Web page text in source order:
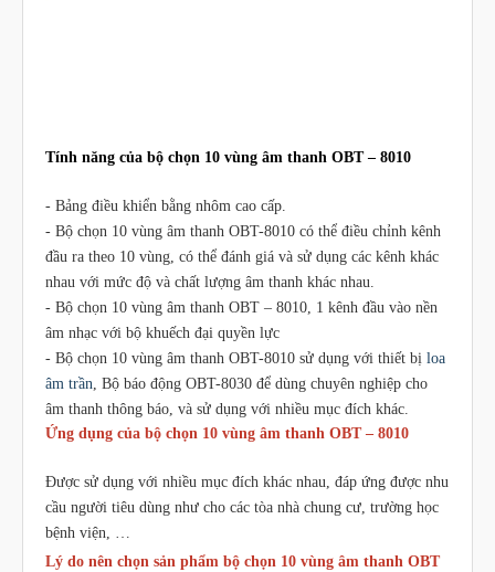
Tính năng của bộ chọn 10 vùng âm thanh OBT – 8010
- Bảng điều khiển bằng nhôm cao cấp.
- Bộ chọn 10 vùng âm thanh OBT-8010 có thể điều chỉnh kênh
đầu ra theo 10 vùng, có thể đánh giá và sử dụng các kênh khác
nhau với mức độ và chất lượng âm thanh khác nhau.
- Bộ chọn 10 vùng âm thanh OBT – 8010, 1 kênh đầu vào nền
âm nhạc với bộ khuếch đại quyền lực
- Bộ chọn 10 vùng âm thanh OBT-8010 sử dụng với thiết bị loa
âm trần, Bộ báo động OBT-8030 để dùng chuyên nghiệp cho
âm thanh thông báo, và sử dụng với nhiều mục đích khác.
Ứng dụng của bộ chọn 10 vùng âm thanh OBT – 8010
Được sử dụng với nhiều mục đích khác nhau, đáp ứng được nhu
cầu người tiêu dùng như cho các tòa nhà chung cư, trường học
bệnh viện, …
Lý do nên chọn sản phẩm bộ chọn 10 vùng âm thanh OBT